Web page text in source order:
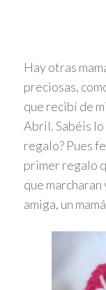
Hay otras
preciosas,
que recibí de
Abril. Sabéis
regalo? Pues
primer regalo
que
amiga, un